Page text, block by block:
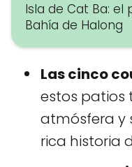
Isla de Cat Ba:
Bahía de Halong
Las cinco
estos patios
atmósfera y
rica historia